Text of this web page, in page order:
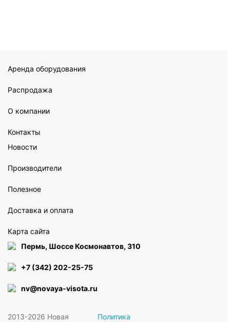
Аренда оборудования
Распродажа
О компании
Контакты
Новости
Производители
Полезное
Доставка и оплата
Карта сайта
Пермь, Шоссе Космонавтов, 310
+7 (342) 202-25-75
nv@novaya-visota.ru
2013-2026 Новая Политика